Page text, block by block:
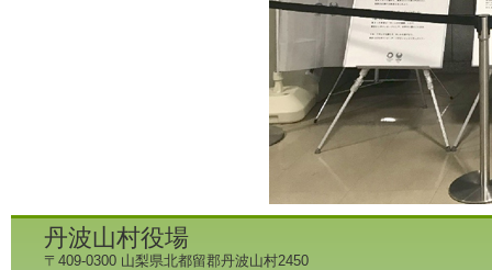
丹波山村役場
〒409-0300 山梨県北都留郡丹波山村2450